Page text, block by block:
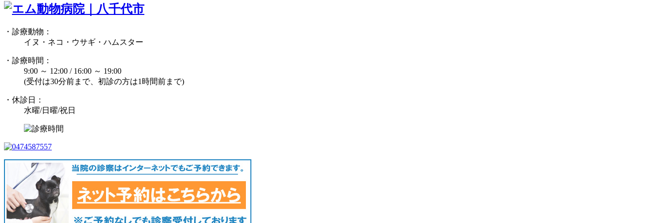
・診療動物：
イヌ・ネコ・ウサギ・ハムスター
・診療時間：
9:00 ～ 12:00 / 16:00 ～ 19:00
(受付は30分前まで、初診の方は1時間前まで)
・休診日：
水曜/日曜/祝日